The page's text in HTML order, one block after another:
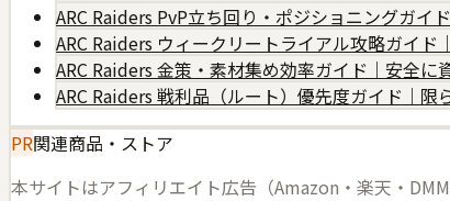
ARC Raiders PvP立ち回り・ポジショニングガイ
ARC Raiders ウィークリートライアル攻略ガイド
ARC Raiders 金策・素材集め効率ガイド｜安全に
ARC Raiders 戦利品（ルート）優先度ガイド｜
PR関連商品・ストア
本サイトはアフィリエイト広告（Amazon・楽天・